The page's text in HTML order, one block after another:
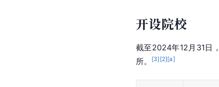
开设院校
截至2024年12月31日
所。
[3] [2][a]